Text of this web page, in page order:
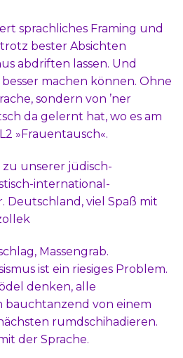
sprachliches Framing und
bester Absichten
abdriften lassen. Und
machen können. Ohne
sondern von ’ner
da gelernt hat, wo es am
»Frauentausch«.
zu unserer jüdisch-
international-
Deutschland, viel Spaß mit
Massengrab.
ist ein riesiges Problem.
denken, alle
bauchtanzend von einem
rumdschihadieren.
der Sprache.